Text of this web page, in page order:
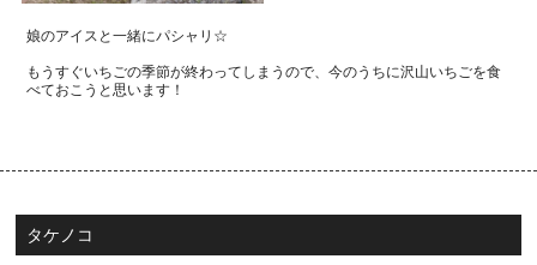
娘のアイスと一緒にパシャリ☆
もうすぐいちごの季節が終わってしまうので、 今のうちに沢山いちごを食
べておこうと思います！
タケノコ